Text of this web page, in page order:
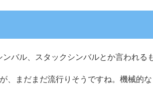
バル、スタックシンバルとか言われる
、まだまだ流行りそうですね。機械的